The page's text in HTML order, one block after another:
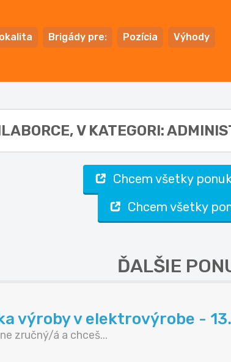
Brigády pre: Pozícia Výhody
V KATEGORI:
Chcem všetky
Chcem všetky
ĎALŠIE
výroby v elektrovýrobe -
zručný/á a chceš...